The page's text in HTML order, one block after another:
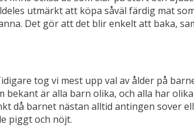
utmärkt att köpa såväl färdig mat
Det gör att det blir enkelt att baka,
tog vi mest upp val av ålder på
är alla barn olika, och alla har
då barnet nästan alltid antingen sover
piggt och nöjt.